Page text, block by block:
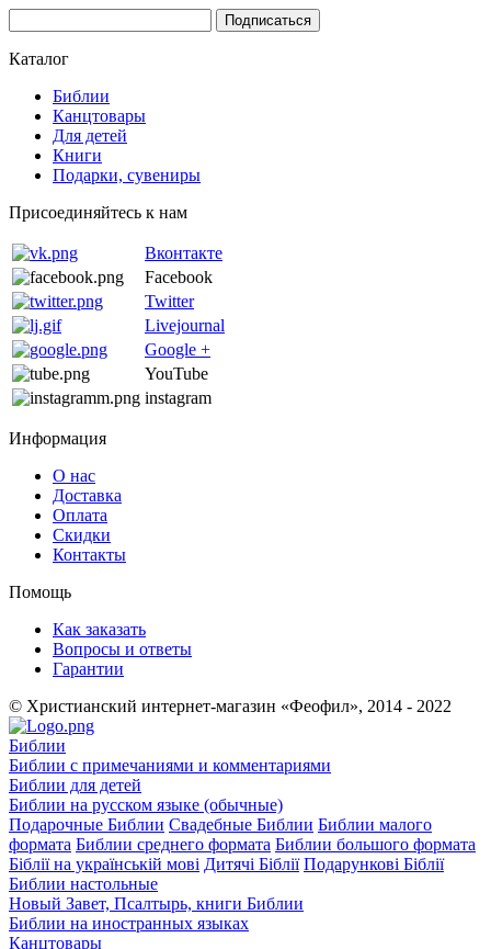
Каталог
Библии
Канцтовары
Для детей
Книги
Подарки, сувениры
Присоединяйтесь к нам
Вконтакте
Facebook
Twitter
Livejournal
Google +
YouTube
instagram
Информация
О нас
Доставка
Оплата
Скидки
Контакты
Помощь
Как заказать
Вопросы и ответы
Гарантии
© Христианский интернет-магазин «Феофил», 2014 - 2022
Библии
Библии с примечаниями и комментариями
Библии для детей
Библии на русском языке (обычные)
Подарочные Библии Свадебные Библии Библии малого
формата Библии среднего формата Библии большого формата
Біблії на українській мові Дитячі Біблії Подарункові Біблії
Библии настольные
Новый Завет, Псалтырь, книги Библии
Библии на иностранных языках
Канцтовары